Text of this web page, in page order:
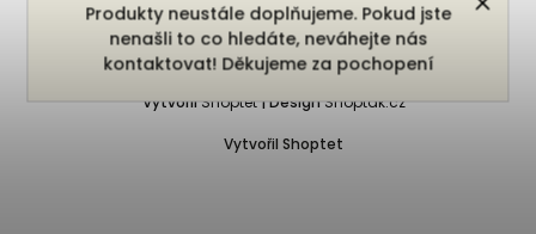
Produkty neustále doplňujeme. Pokud jste
nenašli to co hledáte, neváhejte nás
kontaktovat! Děkujeme za pochopení
Vytvořil Shoptet
Copyright 2026Bukefalos. Všechna práva vyhrazena.
Vytvořil Shoptet | Design Shoptak.cz